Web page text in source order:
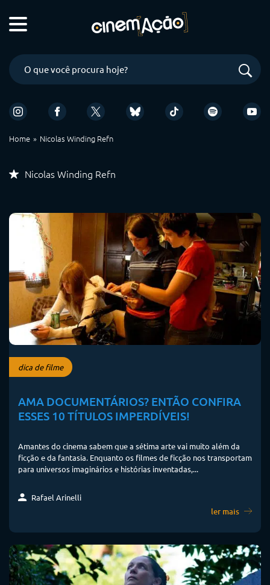
Home Nicolas Winding Refn
Nicolas Winding Refn
dica de filme
AMA DOCUMENTÁRIOS? ENTÃO CONFIRA
ESSES 10 TÍTULOS IMPERDÍVEIS!
Amantes do cinema sabem que a sétima arte vai muito além da
ficção e da fantasia. Enquanto os filmes de ficção nos transportam
para universos imaginários e histórias inventadas,...
Rafael Arinelli
ler mais